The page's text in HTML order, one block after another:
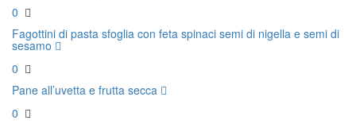
0
Fagottini di pasta sfoglia con feta spinaci semi di nigella e semi di
sesamo
0
Pane all’uvetta e frutta secca
0